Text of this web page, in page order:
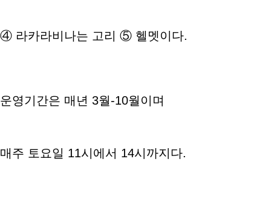
④ 라카라비나는 고리 ⑤ 헬멧이다.
운영기간은 매년 3월-10월이며
매주 토요일 11시에서 14시까지다.